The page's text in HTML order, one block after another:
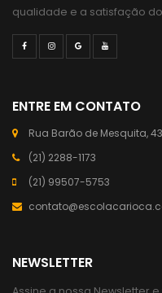
qualidade e a satisfação
ENTRE EM CONTATO
Rua Barão de Mesquita,
(21) 2288-1173
(21) 99507-5753
NEWSLETTER